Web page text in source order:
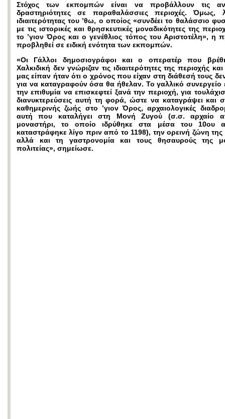
Στόχος των εκπομπών είναι να προβάλλουν τις
δραστηριότητες σε παραθαλάσσιες περιοχές. Όμως,
ιδιαιτερότητας του ’θω, ο οποίος «συνδέει το θαλάσσιο
με τις ιστορικές και θρησκευτικές μοναδικότητες της
το ’γιον Όρος και ο γενέθλιος τόπος του Αριστοτέλη», η
προβληθεί σε ειδική ενότητα των εκπομπών.
«Οι Γάλλοι δημοσιογράφοι και ο οπερατέρ που
Χαλκιδική δεν γνώριζαν τις ιδιαιτερότητες της περιοχής
μας είπαν ήταν ότι ο χρόνος που είχαν στη διάθεσή τους
για να καταγραφούν όσα θα ήθελαν. Το γαλλικό
την επιθυμία να επισκεφτεί ξανά την περιοχή, για
διανυκτερεύσεις αυτή τη φορά, ώστε να καταγράψει και
καθημερινής ζωής στο ’γιον Όρος, αρχαιολογικές
αυτή που καταλήγει στη Μονή Ζυγού (σ.σ. αρχαίο
μοναστήρι, το οποίο ιδρύθηκε στα μέσα του 10ου
καταστράφηκε λίγο πριν από το 1198), την ορεινή ζώνη της
αλλά και τη γαστρονομία και τους θησαυρούς της
πολιτείας», σημείωσε.